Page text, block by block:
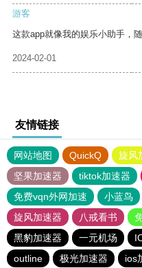
游客
这款app就像我的娱乐小助手，
2024-02-01
友情链接
网站地图 QuickQ 旋风
坚果加速器
tiktok加速器
免费vqn外网加速
小蓝鸟
旋风加速器
八戒看书
黑豹加速器
一元机场
outline
极光加速器 ios